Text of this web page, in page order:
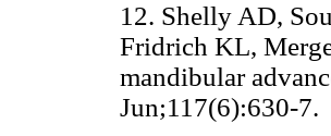
12. Shelly AD,
Fridrich KL,
mandibular